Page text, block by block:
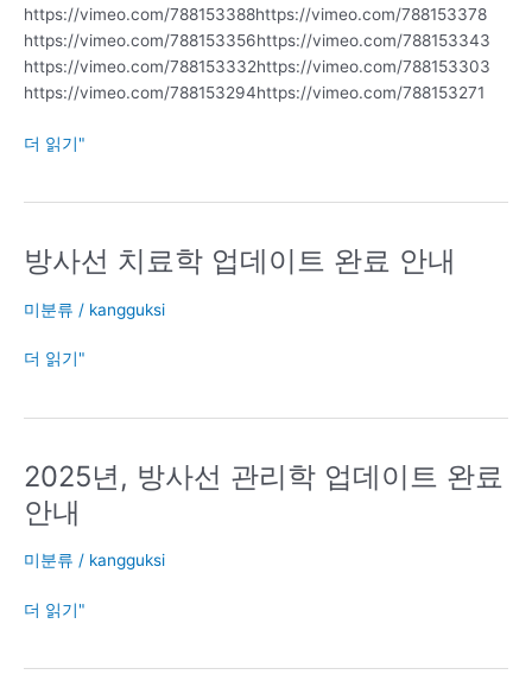
https://vimeo.com/788153388https://vimeo.com/788153378
https://vimeo.com/788153356https://vimeo.com/788153343
https://vimeo.com/788153332https://vimeo.com/788153303
https://vimeo.com/788153294https://vimeo.com/788153271
더 읽기"
방사선 치료학 업데이트 완료 안내
미분류 / kangguksi
방
사
선
료
이
트
완
안
더 읽기"
2025년, 방사선 관리학 업데이트 완료
안내
미분류 / kangguksi
2025
방
사
관
더 읽기"